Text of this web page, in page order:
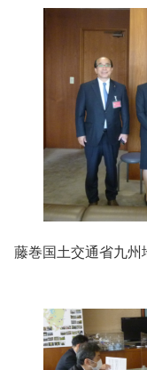
藤巻国土交通省九州